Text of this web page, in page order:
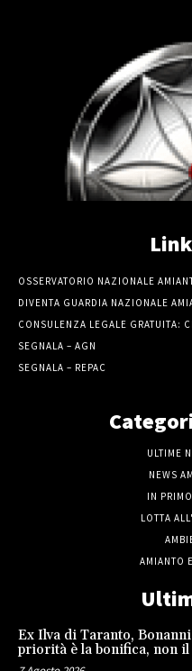
OSSERVATORIO NAZIONALE
DIVENTA GUARDIA NAZIONALE
CONSULENZA LEGALE GRATUITA:
SEGNALA – AGN
SEGNALA – REPAC
ULTIME
NEWS
IN
LOTTA
AMIANTO
Ex Ilva di Taranto,
priorità è la bonifica, non